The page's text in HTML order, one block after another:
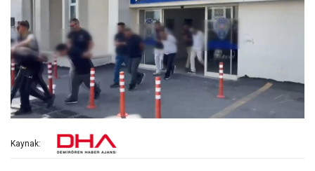
Kaynak: